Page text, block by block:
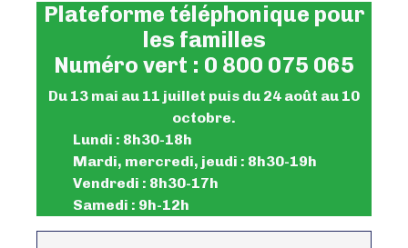
Plateforme téléphonique pour
les familles
Numéro vert : 0 800 075 065
Du 13 mai au 11 juillet puis du 24 août au 10
octobre.
Lundi : 8h30-18h
Mardi, mercredi, jeudi : 8h30-19h
Vendredi : 8h30-17h
Samedi : 9h-12h